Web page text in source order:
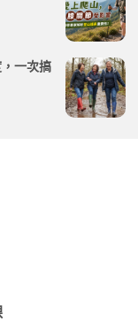
一次搞